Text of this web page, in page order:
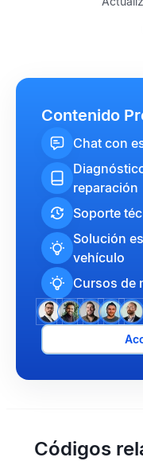
Contenido
Chat con
reparación
Soporte
Solución
vehículo
Cursos de
Códigos